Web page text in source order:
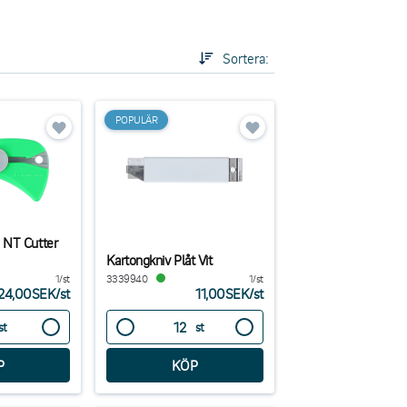
Sortera:
NT Cutter
1/st
/st
POPULÄR
Kartongkniv Plåt Vit
3339940 1/st
11,00SEK/st
st